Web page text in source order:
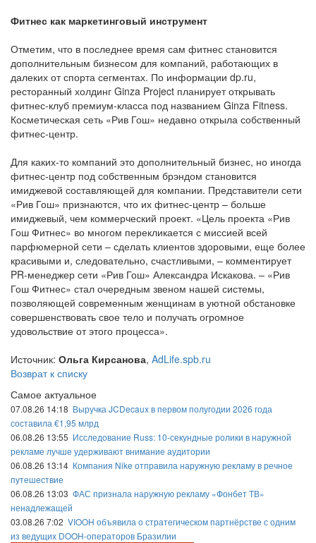
Фитнес как маркетинговый инструмент
Отметим, что в последнее время сам фитнес становится
дополнительным бизнесом для компаний, работающих в
далеких от спорта сегментах. По информации dp.ru,
ресторанный холдинг Ginza Project планирует открывать
фитнес-клуб премиум-класса под названием Ginza Fitness.
Косметическая сеть «Рив Гош» недавно открыла собственный
фитнес-центр.
Для каких-то компаний это дополнительный бизнес, но иногда
фитнес-центр под собственным брэндом становится
имиджевой составляющей для компании. Представители сети
«Рив Гош» признаются, что их фитнес-центр – больше
имиджевый, чем коммерческий проект. «Цель проекта «Рив
Гош Фитнес» во многом перекликается с миссией всей
парфюмерной сети – сделать клиентов здоровыми, еще более
красивыми и, следовательно, счастливыми, – комментирует
PR-менеджер сети «Рив Гош» Александра Искакова. – «Рив
Гош Фитнес» стал очередным звеном нашей системы,
позволяющей современным женщинам в уютной обстановке
совершенствовать свое тело и получать огромное
удовольствие от этого процесса».
Источник: Ольга Кирсанова, AdLife.spb.ru
Возврат к списку
Самое актуальное
07.08.26 14:18 Выручка JCDecaux в первом полугодии 2026 года
составила €1,95 млрд
06.08.26 13:55 Исследование Russ: 10-секундные ролики в наружной
рекламе лучше удерживают внимание аудитории
06.08.26 13:14 Компания Nike отправила наружную рекламу в речное
путешествие
06.08.26 13:03 ФАС признала наружную рекламу «Фонбет ТВ»
ненадлежащей
03.08.26 7:02 VIOOH объявила о стратегическом партнёрстве с одним
из ведущих DOOH-операторов Бразилии